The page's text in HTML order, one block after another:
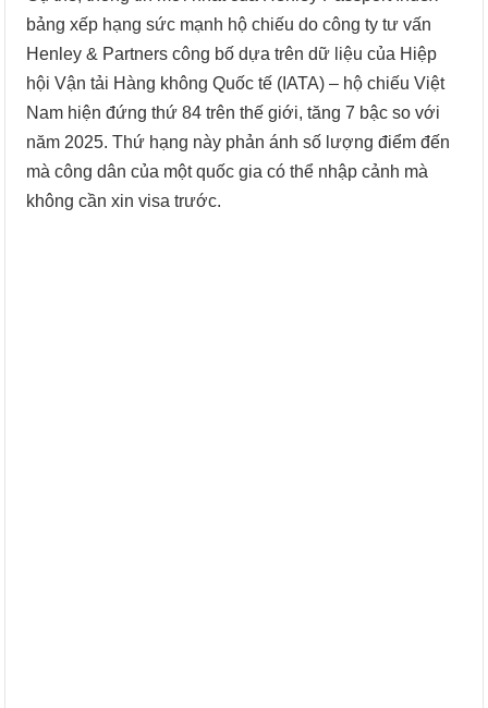
bảng xếp hạng sức mạnh hộ chiếu do công ty tư vấn
Henley & Partners công bố dựa trên dữ liệu của Hiệp
hội Vận tải Hàng không Quốc tế (IATA) – hộ chiếu Việt
Nam hiện đứng thứ 84 trên thế giới, tăng 7 bậc so với
năm 2025. Thứ hạng này phản ánh số lượng điểm đến
mà công dân của một quốc gia có thể nhập cảnh mà
không cần xin visa trước.